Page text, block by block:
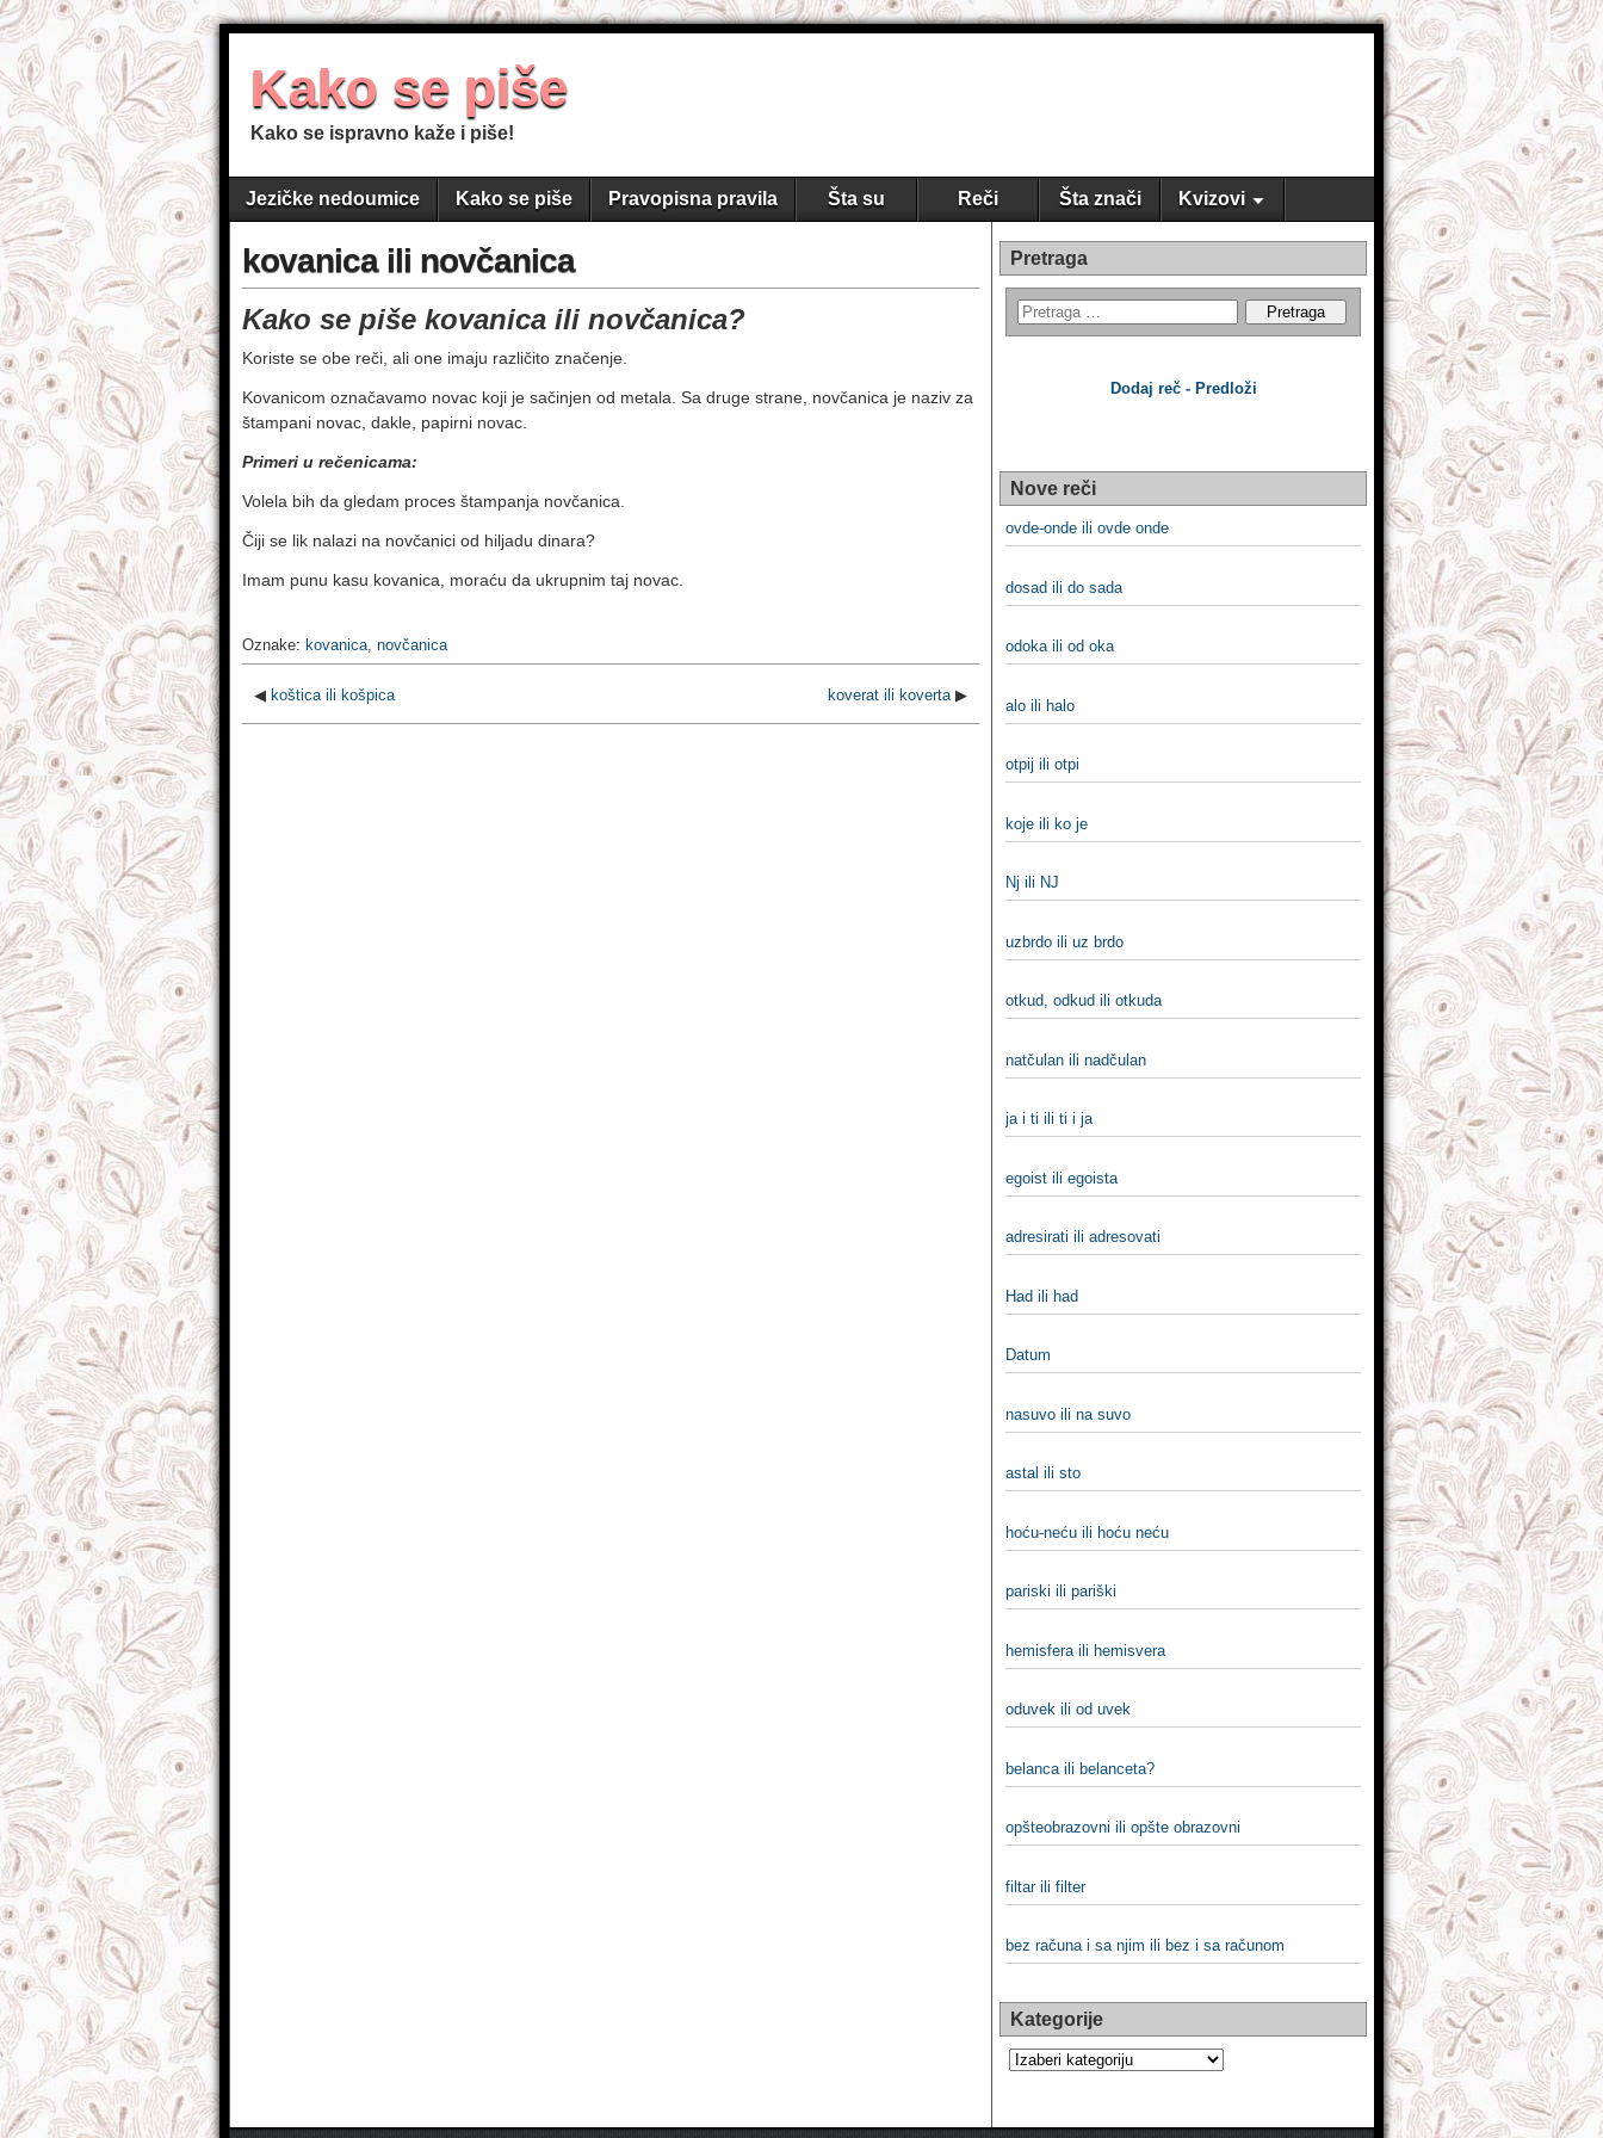
Kako se piše
Kako se ispravno kaže i piše!
Jezičke nedoumice Kako se piše Pravopisna pravila Šta su Reči Šta znači Kvizovi
kovanica ili novčanica
Kako se piše kovanica ili novčanica?
Koriste se obe reči, ali one imaju različito značenje.
Kovanicom označavamo novac koji je sačinjen od metala. Sa druge strane, novčanica je naziv za
štampani novac, dakle, papirni novac.
Primeri u rečenicama:
Volela bih da gledam proces štampanja novčanica.
Čiji se lik nalazi na novčanici od hiljadu dinara?
Imam punu kasu kovanica, moraću da ukrupnim taj novac.
Oznake: kovanica, novčanica
◀ koštica ili košpica koverat ili koverta▶
Pretraga
Dodaj reč - Predloži
Nove reči
ovde-onde ili ovde onde
dosad ili do sada
odoka ili od oka
alo ili halo
otpij ili otpi
koje ili ko je
Nj ili NJ
uzbrdo ili uz brdo
otkud, odkud ili otkuda
natčulan ili nadčulan
ja i ti ili ti i ja
egoist ili egoista
adresirati ili adresovati
Had ili had
Datum
nasuvo ili na suvo
astal ili sto
hoću-neću ili hoću neću
pariski ili pariški
hemisfera ili hemisvera
oduvek ili od uvek
belanca ili belanceta?
opšteobrazovni ili opšte obrazovni
filtar ili filter
bez računa i sa njim ili bez i sa računom
Kategorije
Kategorije